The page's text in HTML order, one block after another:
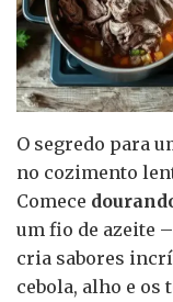
O segredo para
no cozimento
Comece
um fio de azeite
cria sabores
cebola, alho e os